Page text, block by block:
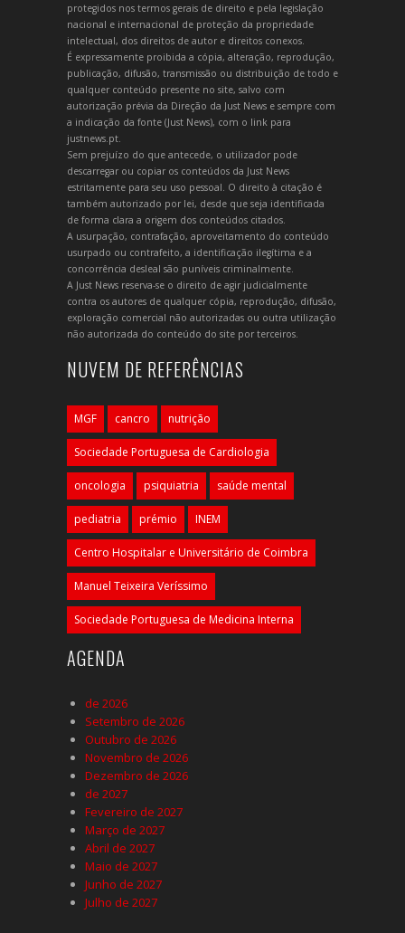
protegidos nos termos gerais de direito e pela legislação
nacional e internacional de proteção da propriedade
intelectual, dos direitos de autor e direitos conexos.
É expressamente proibida a cópia, alteração, reprodução,
publicação, difusão, transmissão ou distribuição de todo e
qualquer conteúdo presente no site, salvo com
autorização prévia da Direção da Just News e sempre com
a indicação da fonte (Just News), com o link para
justnews.pt.
Sem prejuízo do que antecede, o utilizador pode
descarregar ou copiar os conteúdos da Just News
estritamente para seu uso pessoal. O direito à citação é
também autorizado por lei, desde que seja identificada
de forma clara a origem dos conteúdos citados.
A usurpação, contrafação, aproveitamento do conteúdo
usurpado ou contrafeito, a identificação ilegítima e a
concorrência desleal são puníveis criminalmente.
A Just News reserva-se o direito de agir judicialmente
contra os autores de qualquer cópia, reprodução, difusão,
exploração comercial não autorizadas ou outra utilização
não autorizada do conteúdo do site por terceiros.
NUVEM DE REFERÊNCIAS
MGF cancro nutrição
Sociedade Portuguesa de Cardiologia
oncologia psiquiatria saúde mental
pediatria prémio INEM
Centro Hospitalar e Universitário de Coimbra
Manuel Teixeira Veríssimo
Sociedade Portuguesa de Medicina Interna
AGENDA
de 2026
Setembro de 2026
Outubro de 2026
Novembro de 2026
Dezembro de 2026
de 2027
Fevereiro de 2027
Março de 2027
Abril de 2027
Maio de 2027
Junho de 2027
Julho de 2027